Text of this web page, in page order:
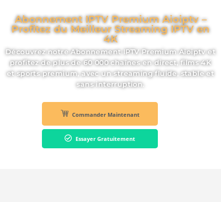
Abonnement IPTV Premium Aioiptv –
Profitez du Meilleur Streaming IPTV en
4K
Découvrez notre Abonnement IPTV Premium Aioiptv et
profitez de plus de 60 000 chaînes en direct, films 4K
et sports premium, avec un streaming fluide, stable et
sans interruption.
Commander Maintenant
Essayer Gratuitement